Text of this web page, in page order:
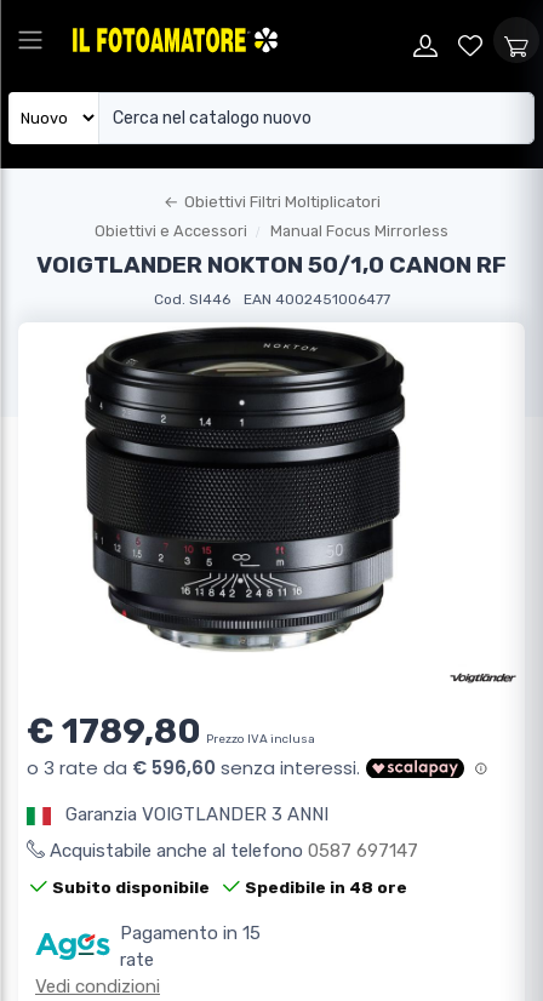
← Obiettivi Filtri Moltiplicatori
Obiettivi e Accessori
Manual Focus Mirrorless
VOIGTLANDER NOKTON 50/1,0 CANON RF
Cod. SI446 EAN 4002451006477
€ 1789,80 Prezzo IVA inclusa
Garanzia VOIGTLANDER 3 ANNI
Acquistabile anche al telefono 0587 697147
Subito disponibile Spedibile in 48 ore
Pagamento in 15
rate
Vedi condizioni